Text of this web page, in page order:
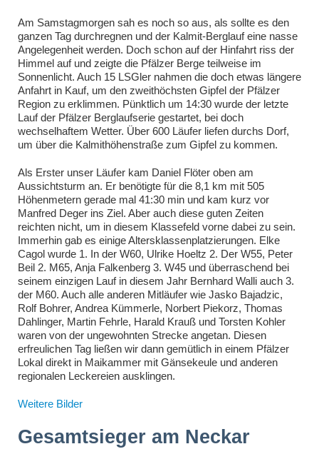
Am Samstagmorgen sah es noch so aus, als sollte es den
ganzen Tag durchregnen und der Kalmit-Berglauf eine nasse
Angelegenheit werden. Doch schon auf der Hinfahrt riss der
Himmel auf und zeigte die Pfälzer Berge teilweise im
Sonnenlicht. Auch 15 LSGler nahmen die doch etwas längere
Anfahrt in Kauf, um den zweithöchsten Gipfel der Pfälzer
Region zu erklimmen. Pünktlich um 14:30 wurde der letzte
Lauf der Pfälzer Berglaufserie gestartet, bei doch
wechselhaftem Wetter. Über 600 Läufer liefen durchs Dorf,
um über die Kalmithöhenstraße zum Gipfel zu kommen.
Als Erster unser Läufer kam Daniel Flöter oben am
Aussichtsturm an. Er benötigte für die 8,1 km mit 505
Höhenmetern gerade mal 41:30 min und kam kurz vor
Manfred Deger ins Ziel. Aber auch diese guten Zeiten
reichten nicht, um in diesem Klassefeld vorne dabei zu sein.
Immerhin gab es einige Altersklassenplatzierungen. Elke
Cagol wurde 1. In der W60, Ulrike Hoeltz 2. Der W55, Peter
Beil 2. M65, Anja Falkenberg 3. W45 und überraschend bei
seinem einzigen Lauf in diesem Jahr Bernhard Walli auch 3.
der M60. Auch alle anderen Mitläufer wie Jasko Bajadzic,
Rolf Bohrer, Andrea Kümmerle, Norbert Piekorz, Thomas
Dahlinger, Martin Fehrle, Harald Krauß und Torsten Kohler
waren von der ungewohnten Strecke angetan. Diesen
erfreulichen Tag ließen wir dann gemütlich in einem Pfälzer
Lokal direkt in Maikammer mit Gänsekeule und anderen
regionalen Leckereien ausklingen.
Weitere Bilder
Gesamtsieger am Neckar